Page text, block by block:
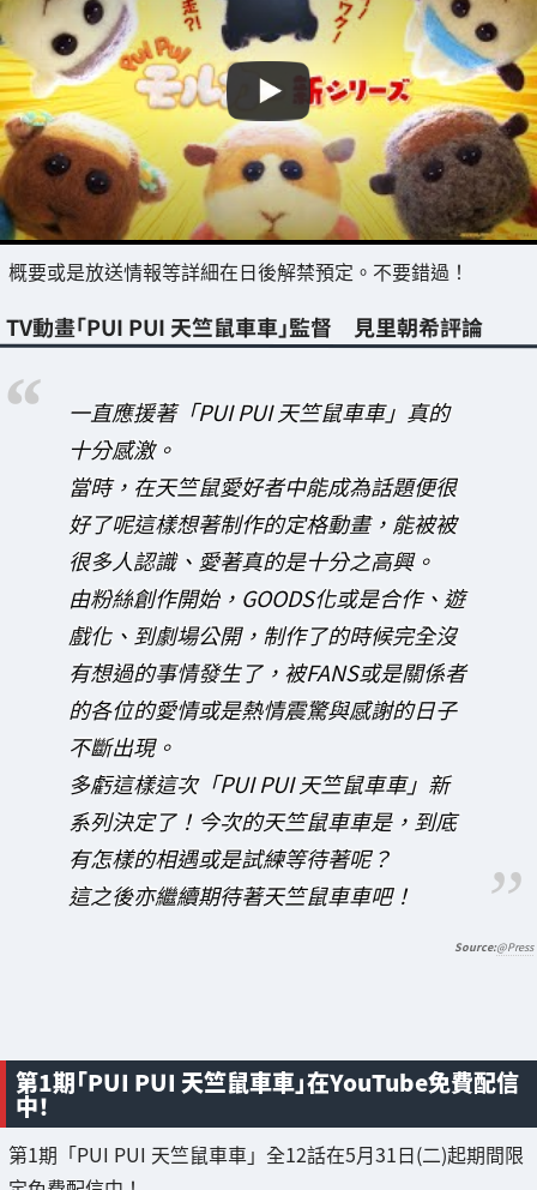
概要或是放送情報等詳細在日後解禁預定。不要錯過！
TV動畫「PUI PUI 天竺鼠車車」監督 見里朝希評論
一直應援著「PUI PUI 天竺鼠車車」真的
十分感激。
當時，在天竺鼠愛好者中能成為話題便很
好了呢這樣想著制作的定格動畫，能被被
很多人認識、愛著真的是十分之高興。
由粉絲創作開始，GOODS化或是合作、遊
戲化、到劇場公開，制作了的時候完全沒
有想過的事情發生了，被FANS或是關係者
的各位的愛情或是熱情震驚與感謝的日子
不斷出現。
多虧這樣這次「PUI PUI 天竺鼠車車」新
系列決定了！今次的天竺鼠車車是，到底
有怎樣的相遇或是試練等待著呢？
這之後亦繼續期待著天竺鼠車車吧！
@Press
第1期「PUI PUI 天竺鼠車車」在YouTube免費配信
中！
第1期「PUI PUI 天竺鼠車車」全12話在5月31日(二)起期間限